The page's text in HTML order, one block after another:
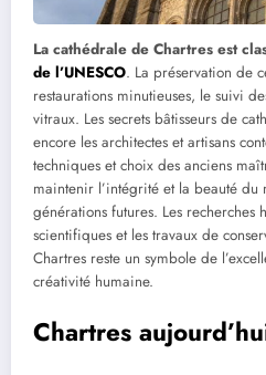
La cathédrale de Chartres est
de l’UNESCO. La préservation de
restaurations minutieuses, le suivi
vitraux. Les secrets bâtisseurs de
encore les architectes et artisans
techniques et choix des anciens
maintenir l’intégrité et la beauté du
générations futures. Les recherches
scientifiques et les travaux de
Chartres reste un symbole de
créativité humaine.
Chartres